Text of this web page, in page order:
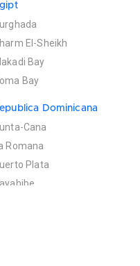
El-Sheikh
Bay
Bay
Dominicana
Cana
Romana
Plata